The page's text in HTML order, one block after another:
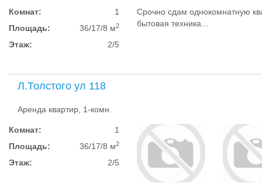
Комнат:
1
Площадь:
36/17/8 м2
Этаж: 2/5
Срочно сдам однокомнатную
бытовая техника...
Л.Толстого ул 118
Аренда квартир, 1-комн.
Комнат:
1
Площадь:
36/17/8 м2
Этаж: 2/5